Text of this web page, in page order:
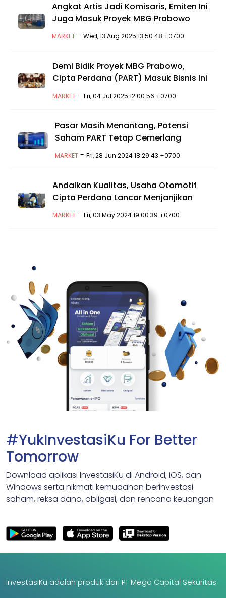
Angkat Artis Jadi Komisaris, Emiten Ini
Juga Masuk Proyek MBG Prabowo
MARKET- Wed, 13 Aug 2025 13:50:48 +0700
Demi Bidik Proyek MBG Prabowo,
Cipta Perdana (PART) Masuk Bisnis Ini
MARKET- Fri, 04 Jul 2025 12:00:56 +0700
Pasar Masih Menantang, Potensi
Saham PART Tetap Cemerlang
MARKET- Fri, 28 Jun 2024 18:29:43 +0700
Andalkan Kualitas, Usaha Otomotif
Cipta Perdana Lancar Menjanjikan
MARKET -Fri, 03 May 2024 19:00:39 +0700
#YukInvestasiKu For Better
Tomorrow
Download aplikasi InvestasiKu di Android, iOS, dan
Windows serta nikmati kemudahan berinvestasi
saham, reksa dana, obligasi, dan rencana keuangan
InvestasiKu adalah produk dari PT Mega Capital Sekuritas